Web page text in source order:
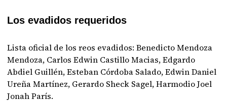
Los evadidos requeridos
Lista oficial de los reos evadidos: Benedicto Mendoza
Mendoza, Carlos Edwin Castillo Macias, Edgardo
Abdiel Guillén, Esteban Córdoba Salado, Edwin Daniel
Ureña Martínez, Gerardo Sheck Sagel, Harmodio Joel
Jonah París.